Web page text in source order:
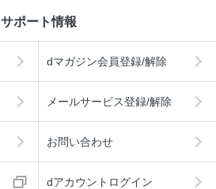
サポート情報
dマガジン会員登録/解除
メールサービス登録/解除
お問い合わせ
dアカウントログイン